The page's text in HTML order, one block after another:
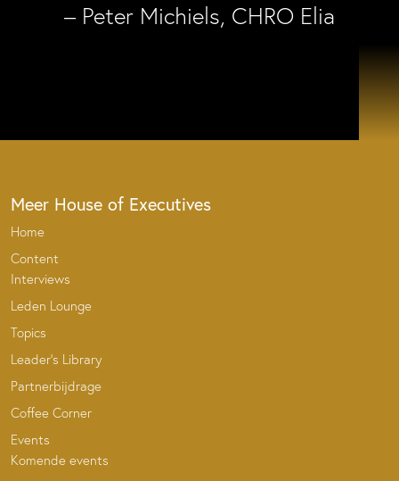
– Peter Michiels, CHRO Elia
Meer House of Executives
Home
Content
Interviews
Leden Lounge
Topics
Leader’s Library
Partnerbijdrage
Coffee Corner
Events
Komende events